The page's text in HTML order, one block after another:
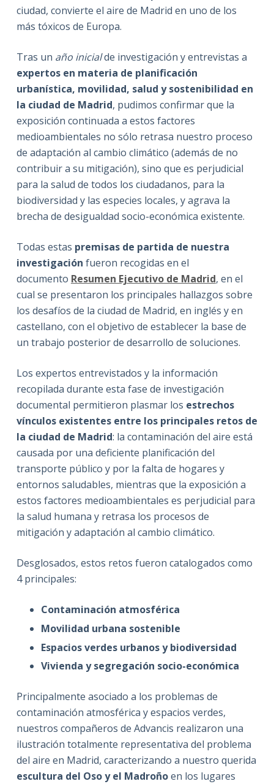
ciudad, convierte el aire de Madrid en uno de los
más tóxicos de Europa.
Tras un año inicialde investigación y entrevistas a
expertos en materia de planificación
urbanística, movilidad, salud y sostenibilidad en
la ciudad de Madrid, pudimos confirmar que la
exposición continuada a estos factores
medioambientales no sólo retrasa nuestro proceso
de adaptación al cambio climático (además de no
contribuir a su mitigación), sino que es perjudicial
para la salud de todos los ciudadanos, para la
biodiversidad y las especies locales, y agrava la
brecha de desigualdad socio-económica existente.
Todas estas premisas de partida de nuestra
investigación fueron recogidas en el
documento Resumen Ejecutivo de Madrid, en el
cual se presentaron los principales hallazgos sobre
los desafíos de la ciudad de Madrid, en inglés y en
castellano, con el objetivo de establecer la base de
un trabajo posterior de desarrollo de soluciones.
Los expertos entrevistados y la información
recopilada durante esta fase de investigación
documental permitieron plasmar los estrechos
vínculos existentes entre los principales retos de
la ciudad de Madrid: la contaminación del aire está
causada por una deficiente planificación del
transporte público y por la falta de hogares y
entornos saludables, mientras que la exposición a
estos factores medioambientales es perjudicial para
la salud humana y retrasa los procesos de
mitigación y adaptación al cambio climático.
Desglosados, estos retos fueron catalogados como
4 principales:
Contaminación atmosférica
Movilidad urbana sostenible
Espacios verdes urbanos y biodiversidad
Vivienda y segregación socio-económica
Principalmente asociado a los problemas de
contaminación atmosférica y espacios verdes,
nuestros compañeros de Advancis realizaron una
ilustración totalmente representativa del problema
del aire en Madrid, caracterizando a nuestro querida
escultura del Oso y el Madroñoen los lugares